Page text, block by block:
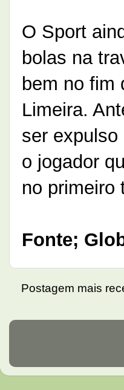
O Sport
bolas na
bem no fim
Limeira.
ser
o jogador
no primeiro
Fonte;
Postagem mais